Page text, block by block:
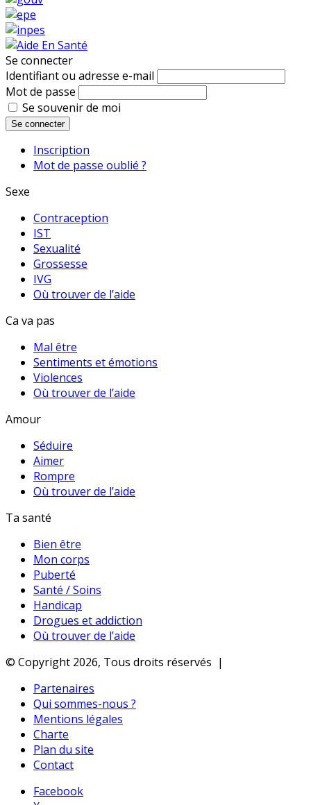
Se connecter
Identifiant ou adresse e-mail
Mot de passe
Se souvenir de moi
Se connecter
Inscription
Mot de passe oublié ?
Sexe
Contraception
IST
Sexualité
Grossesse
IVG
Où trouver de l’aide
Ca va pas
Mal être
Sentiments et émotions
Violences
Où trouver de l’aide
Amour
Séduire
Aimer
Rompre
Où trouver de l’aide
Ta santé
Bien être
Mon corps
Puberté
Santé / Soins
Handicap
Drogues et addiction
Où trouver de l’aide
© Copyright 2026, Tous droits réservés |
Partenaires
Qui sommes-nous ?
Mentions légales
Charte
Plan du site
Contact
Facebook